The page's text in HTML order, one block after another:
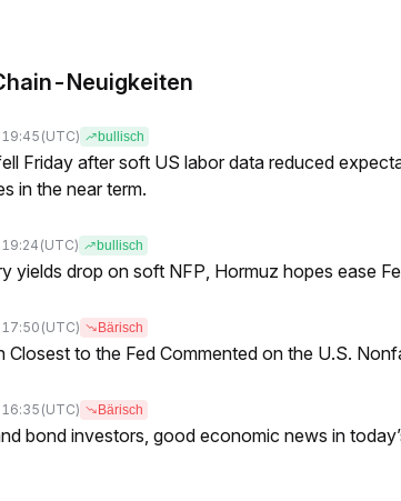
Neuigkeiten
(UTC) bullisch
Friday after soft US labor data reduced
in the near term.
(UTC) bullisch
yields drop on soft NFP, Hormuz hopes ease
(UTC) Bärisch
Closest to the Fed Commented on the U.S.
(UTC) Bärisch
bond investors, good economic news in